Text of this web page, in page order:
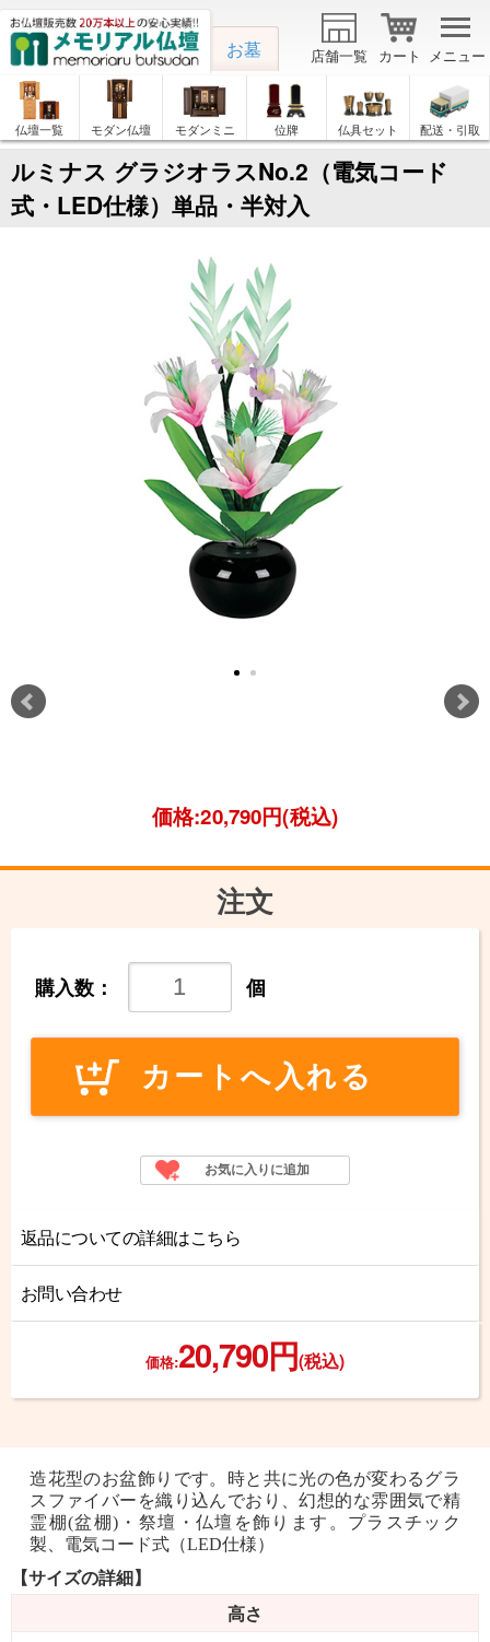
お墓 メニュー
カート
店舗一覧
仏壇一覧 モダン仏壇 モダンミニ 位牌 仏具セット 配送・引取
ルミナス グラジオラスNo.2（電気コード
式・LED仕様）単品・半対入
価格:20,790円(税込)
注文
購入数： 個
返品についての詳細はこちら
お問い合わせ
価格:20,790円(税込)
造花型のお盆飾りです。時と共に光の色が変わるグラ
スファイバーを織り込んでおり、幻想的な雰囲気で精
霊棚(盆棚)・祭壇・仏壇を飾ります。プラスチック
製、電気コード式（LED仕様）
【サイズの詳細】
高さ